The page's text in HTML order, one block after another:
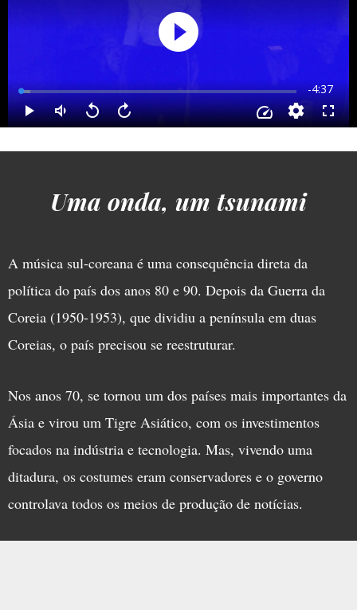
Uma onda, um tsunami
A música sul-coreana é uma consequência direta da
política do país dos anos 80 e 90. Depois da Guerra da
Coreia (1950-1953), que dividiu a península em duas
Coreias, o país precisou se reestruturar.
Nos anos 70, se tornou um dos países mais importantes da
Ásia e virou um Tigre Asiático, com os investimentos
focados na indústria e tecnologia. Mas, vivendo uma
ditadura, os costumes eram conservadores e o governo
controlava todos os meios de produção de notícias.